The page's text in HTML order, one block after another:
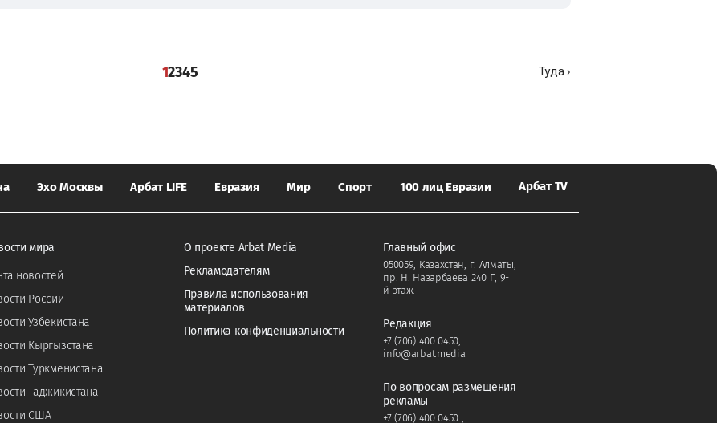
12345 Туда ›
Эхо Москвы Арбат LIFE Евразия Мир Спорт 100 лиц Евразии Арбат TV
мира
новостей
России
Узбекистана
Кыргызстана
Туркменистана
Таджикистана
США
О проекте Arbat Media
Рекламодателям
Правила использования
материалов
Политика конфиденциальности
Главный офис
050059, Казахстан, г. Алматы,
пр. Н. Назарбаева 240 Г, 9-
й этаж.
Редакция
+7 (706) 400 0450
info@arbat.media
По вопросам размещения
рекламы
+7 (706) 400 0450